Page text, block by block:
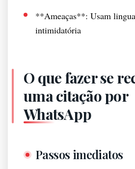
**Ameaças**: Usam
intimidatória
O que fazer se
uma citação por
WhatsApp
Passos imediatos